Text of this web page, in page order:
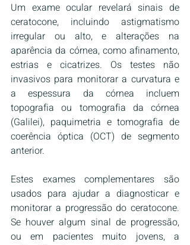
Um exame ocular revelará sinais de
ceratocone, incluindo astigmatismo
irregular ou alto, e alterações na
aparência da córnea, como afinamento,
estrias e cicatrizes. Os testes não
invasivos para monitorar a curvatura e
a espessura da córnea incluem
topografia ou tomografia da córnea
(Galilei), paquimetria e tomografia de
coerência óptica (OCT) de segmento
anterior.
Estes exames complementares são
usados para ajudar a diagnosticar e
monitorar a progressão do ceratocone.
Se houver algum sinal de progressão,
ou em pacientes muito jovens, a